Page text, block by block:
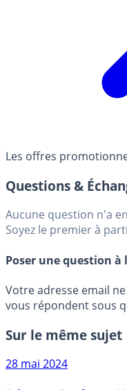
Les offres
Questions &
Aucune question n'a
Soyez le premier à
Poser une question à
Votre adresse email
vous répondent sous
Sur le même sujet
28 mai 2024